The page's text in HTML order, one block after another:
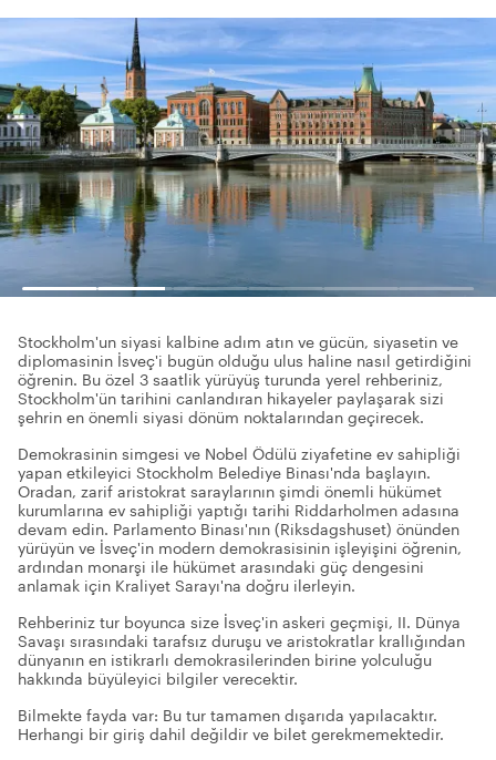
Stockholm'un siyasi kalbine adım atın ve gücün, siyasetin ve
diplomasinin İsveç'i bugün olduğu ulus haline nasıl getirdiğini
öğrenin. Bu özel 3 saatlik yürüyüş turunda yerel rehberiniz,
Stockholm'ün tarihini canlandıran hikayeler paylaşarak sizi
şehrin en önemli siyasi dönüm noktalarından geçirecek.
Demokrasinin simgesi ve Nobel Ödülü ziyafetine ev sahipliği
yapan etkileyici Stockholm Belediye Binası'nda başlayın.
Oradan, zarif aristokrat saraylarının şimdi önemli hükümet
kurumlarına ev sahipliği yaptığı tarihi Riddarholmen adasına
devam edin. Parlamento Binası'nın (Riksdagshuset) önünden
yürüyün ve İsveç'in modern demokrasisinin işleyişini öğrenin,
ardından monarşi ile hükümet arasındaki güç dengesini
anlamak için Kraliyet Sarayı'na doğru ilerleyin.
Rehberiniz tur boyunca size İsveç'in askeri geçmişi, II. Dünya
Savaşı sırasındaki tarafsız duruşu ve aristokratlar krallığından
dünyanın en istikrarlı demokrasilerinden birine yolculuğu
hakkında büyüleyici bilgiler verecektir.
Bilmekte fayda var: Bu tur tamamen dışarıda yapılacaktır.
Herhangi bir giriş dahil değildir ve bilet gerekmemektedir.